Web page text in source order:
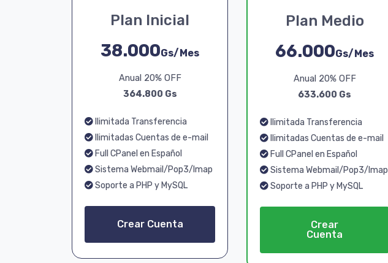
Plan Inicial
38.000Gs/Mes
Anual 20% OFF
364.800 Gs
Ilimitada Transferencia
Ilimitadas Cuentas de e-mail
Full CPanel en Español
Sistema Webmail/Pop3/Imap
Soporte a PHP y MySQL
Crear Cuenta
Plan Medio
66.000Gs/Mes
Anual 20% OFF
633.600 Gs
Ilimitada Transferencia
Ilimitadas Cuentas de e-mail
Full CPanel en Español
Sistema Webmail/Pop3/Imap
Soporte a PHP y MySQL
Crear
Cuenta